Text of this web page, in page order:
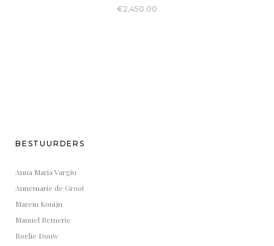
€2,450.00
BESTUURDERS
Anna Maria Vargiu
Annemarie de Groot
Marein Konijn
Manuel Remerie
Roelie Douw